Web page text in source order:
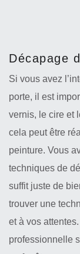
Décapage
Si vous avez
porte, il est
vernis, le cire et
cela peut être
peinture. Vous
techniques de
suffit juste de
trouver une
et à vos
professionnelle